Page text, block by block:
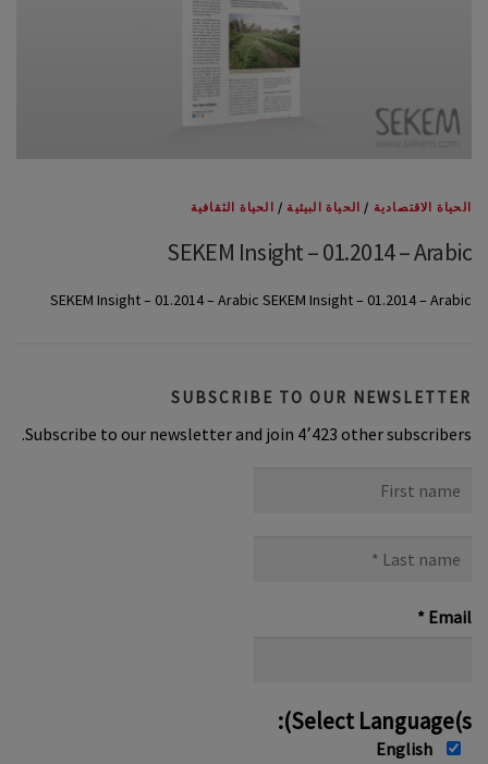
الحياة الاقتصادية / الحياة البيئية / الحياة الثقافية
SEKEM Insight – 01.2014 – Arabic
SEKEM Insight – 01.2014 – Arabic SEKEM Insight – 01.2014 – Arabic
SUBSCRIBE TO OUR NEWSLETTER
Subscribe to our newsletter and join 4٬423 other subscribers.
name
name
Email
*
Select Language(s):